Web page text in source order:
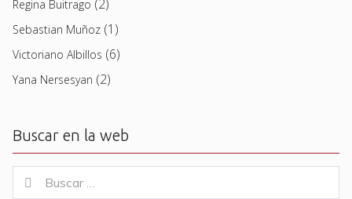
Regina Buitrago (2)
Sebastian Muñoz (1)
Victoriano Albillos (6)
Yana Nersesyan (2)
Buscar en la web
for:
Buscar